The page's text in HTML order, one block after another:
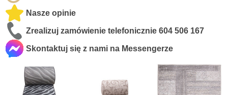
Nasze opinie
Zrealizuj zamówienie telefonicznie604 506 167
Skontaktuj się z nami na Messengerze